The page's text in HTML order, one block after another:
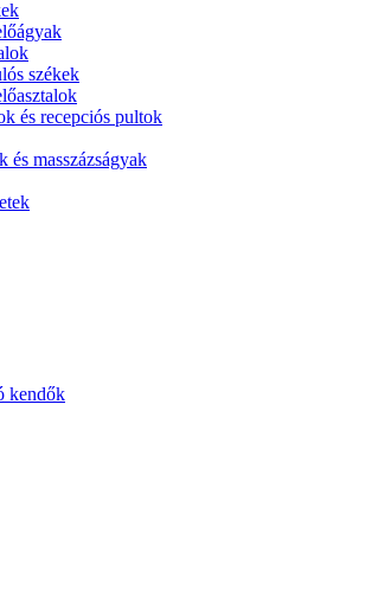
székek
és recepciós pultok
és masszázságyak
kendők